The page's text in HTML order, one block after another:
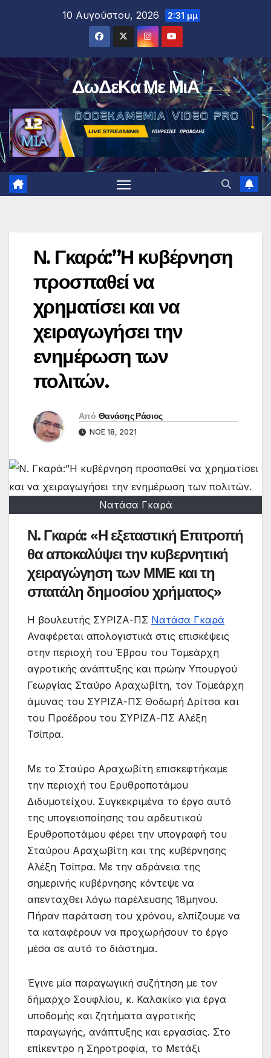
10 Αυγούστου, 2026 2:31 μμ
ΔωΔεΚα Με ΜιΑ
Ν. Γκαρά:”Η κυβέρνηση
προσπαθεί να
χρηματίσει και να
χειραγωγήσει την
ενημέρωση των
πολιτών.
Από Θανάσης Ράσιος
ΝΟΈ 18, 2021
Νατάσα Γκαρά
Ν. Γκαρά: «Η εξεταστική Επιτροπή
θα αποκαλύψει την κυβερνητική
χειραγώγηση των ΜΜΕ και τη
σπατάλη δημοσίου χρήματος»
Η βουλευτής ΣΥΡΙΖΑ-ΠΣ Νατάσα Γκαρά
Αναφέρεται απολογιστικά στις επισκέψεις
στην περιοχή του Έβρου του Τομεάρχη
αγροτικής ανάπτυξης και πρώην Υπουργού
Γεωργίας Σταύρο Αραχωβίτη, τον Τομεάρχη
άμυνας του ΣΥΡΙΖΑ-ΠΣ Θοδωρή Δρίτσα και
του Προέδρου του ΣΥΡΙΖΑ-ΠΣ Αλέξη
Τσίπρα.
Με το Σταύρο Αραχωβίτη επισκεφτήκαμε
την περιοχή του Ερυθροποτάμου
Διδυμοτείχου. Συγκεκριμένα το έργο αυτό
της υπογειοποίησης του αρδευτικού
Ερυθροποτάμου φέρει την υπογραφή του
Σταύρου Αραχωβίτη και της κυβέρνησης
Αλέξη Τσίπρα. Με την αδράνεια της
σημερινής κυβέρνησης κόντεψε να
απενταχθει λόγω παρέλευσης 18μηνου.
Πήραν παράταση του χρόνου, ελπίζουμε να
τα καταφέρουν να προχωρήσουν το έργο
μέσα σε αυτό το διάστημα.
Έγινε μία παραγωγική συζήτηση με τον
δήμαρχο Σουφλίου, κ. Καλακίκο για έργα
υποδομής και ζητήματα αγροτικής
παραγωγής, ανάπτυξης και εργασίας. Στο
επίκεντρο η Σηροτροφία, το Μετάξι